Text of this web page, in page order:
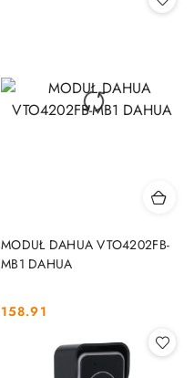
MODUŁ DAHUA VTO4202FB-
MB1 DAHUA
Cena:
158.91